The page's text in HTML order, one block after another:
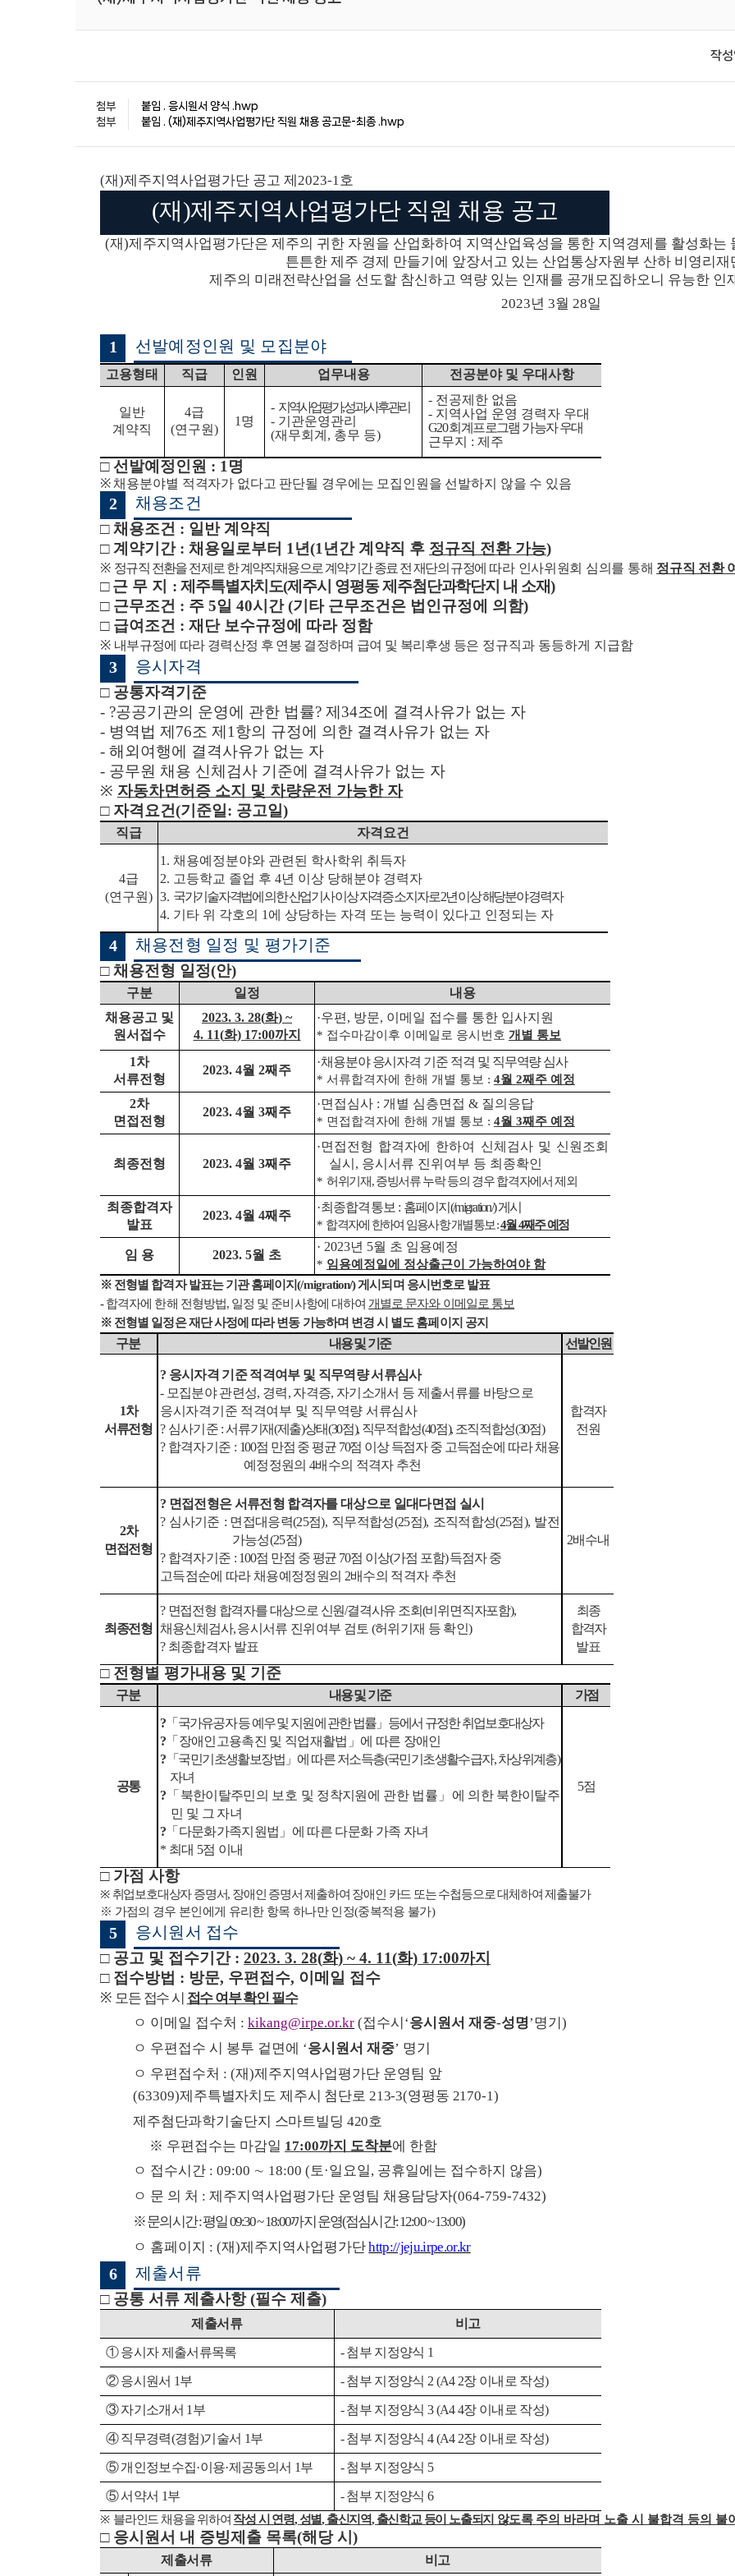
작
첨부
붙임 . 응시원서 양식 .hwp
첨부
붙임 . (재)제주지역사업평가단 직원 채용 공고문-최종 .hwp
(재)제주지역사업평가단 공고 제2023-1호
(재)제주지역사업평가단 직원 채용 공고
(재)제주지역사업평가단은 제주의 귀한 자원을 산업화하여 지역산업육성을 통한 지역경제를 활성화는
튼튼한 제주 경제 만들기에 앞장서고 있는 산업통상자원부 산하 비영리
제주의 미래전략산업을 선도할 참신하고 역량 있는 인재를 공개모집하오니 유능한 인
2023년 3월 28일
1
선발예정인원 및 모집분야
고용형태 직급 인원 업무내용 전공분야 및 우대사항
일반
계약직
4급
(연구원)
1 명
- 지역사업 평가,성과,사후관리
- 기관운영관리
(재무회계 , 총무 등)
- 전공제한 없음
- 지역사업 운영 경력자 우대
G20회계프로그램 가능자 우대
근무지 : 제주
□선발예정인원 : 1 명
※ 채용분야별 적격자가 없다고 판단될 경우에는 모집인원을 선발하지 않을 수 있음
2 채용조건
□채용조건 : 일반 계약직
□계약기간 : 채용일로부터 1 년(1 년간 계약직 후 정규직 전환 가능)
※ 정규직 전환을 전제로 한 계약직채용으로 계약기간 종료 전 재단의 규정에 따라 인사위원회 심의를 통해 정규직 전환
□ 근 무 지 : 제주특별자치도(제주시 영평동 제주첨단과학단지 내 소재)
□ 근무조건 : 주 5일 40시간(기타 근무조건은 법인규정에 의함)
□ 급여조건 : 재단 보수규정에 따라 정함
※ 내부규정에 따라 경력산정 후 연봉 결정하며 급여 및 복리후생 등은 정규직과 동등하게 지급함
3 응시자격
□ 공통자격기준
- ?공공기관의 운영에 관한 법률? 제34조에 결격사유가 없는 자
- 병역법 제76조 제1 항의 규정에 의한 결격사유가 없는 자
- 해외여행에 결격사유가 없는 자
- 공무원 채용 신체검사 기준에 결격사유가 없는 자
※ 자동차면허증 소지 및 차량운전 가능한 자
□ 자격요건(기준일 : 공고일)
직급 자격요건
4급
(연구원)
1. 채용예정분야와 관련된 학사학위 취득자
2. 고등학교 졸업 후 4년 이상 당해분야 경력자
3. 국가기술자격법에 의한 산업기사 이상 자격증 소지자로2년 이상 해당분야 경력자
4. 기타 위 각호의 1 에 상당하는 자격 또는 능력이 있다고 인정되는 자
4 채용전형 일정 및 평가기준
□채용전형 일정(안)
구분 일정
내용
채용공고 및
원서접수
2023. 3. 28(화) ~
4. 11(화) 17:00까지
·우편 , 방문, 이메일 접수를 통한 입사지원
* 접수마감이후 이메일로 응시번호 개별 통보
1차
서류전형
2023. 4월 2째주
·채용분야 응시자격 기준 적격 및 직무역량 심사
* 서류합격자에 한해 개별 통보 : 4월 2째주 예정
2차
면접전형
2023. 4월 3째주
·면접심사 : 개별 심층면접 & 질의응답
* 면접합격자에 한해 개별 통보 : 4월 3째주 예정
최종전형 2023. 4월 3째주
·면접전형 합격자에 한하여 신체검사 및 신원조회
실시 , 응시서류 진위여부 등 최종확인
* 허위기재,증빙서류 누락 등의 경우 합격자에서 제외
최종합격자
발표
2023. 4월 4째주
·최종합격통보 : 홈페이지 (/migration/)게시
* 합격자에 한하여 임용사항 개별통보:4월 4째주 예정
임 용 2023. 5월 초
· 2023년 5월 초 임용예정
* 임용예정일에 정상출근이 가능하여야 함
※ 전형별 합격자 발표는기관 홈페이지(/migration/)게시되며 응시번호로 발표
-합격자에 한해 전형방법, 일정 및 준비사항에 대하여 개별로 문자와 이메일로 통보
※ 전형별 일정은 재단 사정에 따라 변동 가능하며 변경 시 별도 홈페이지 공지
구분 내용 및 기준 선발인원
1차
서류전형
? 응시자격 기준 적격여부 및 직무역량 서류심사
- 모집분야 관련성, 경력, 자격증, 자기소개서 등 제출서류를 바탕으로
응시자격기준 적격여부 및 직무역량 서류심사
? 심사기준 :서류기재(제출)상태(30점), 직무적합성(40점), 조직적합성(30점)
? 합격자기준 : 100점 만점 중 평균 70점 이상 득점자 중 고득점순에 따라 채용
예정정원의 4배수의 적격자 추천
합격자
전원
2차
면접전형
? 면접전형은 서류전형 합격자를 대상으로 일대다면접 실시
? 심사기준 : 면접대응력(25점), 직무적합성(25점), 조직적합성(25점), 발전
가능성(25점)
? 합격자기준 : 100점 만점 중 평균 70점 이상(가점 포함)득점자 중
고득점순에 따라 채용예정정원의 2배수의 적격자 추천
2배수내
최종전형
? 면접전형 합격자를 대상으로 신원/결격사유 조회(비위면직자포함),
채용신체검사,응시서류 진위여부 검토 (허위기재 등 확인)
? 최종합격자 발표
최종
합격자
발표
□ 전형별 평가내용 및 기준
구분 내용 및 기준 가점
공통
? 「 국가유공자 등 예우 및 지원에 관한 법률」 등에서 규정한 취업보호대상자
? 「 장애인고용촉진 및 직업재활법 」 에 따른 장애인
? 「 국민기초생활보장법」 에 따른 저소득층(국민기초생활수급자,차상위계층)
자녀
? 「 북한이탈주민의 보호 및 정착지원에 관한 법률 」 에 의한 북한이탈주
민 및 그 자녀
? 「 다문화가족지원법 」 에 따른 다문화 가족 자녀
* 최대 5점 이내
5점
□ 가점 사항
※ 취업보호대상자 증명서, 장애인 증명서 제출하여 장애인 카드 또는 수첩등으로 대체하여 제출불가
※ 가점의 경우 본인에게 유리한 항목 하나만 인정(중복적용 불가)
5 응시원서 접수
□ 공고 및 접수기간 : 2023. 3. 28(화) ~ 4. 11(화) 17:00까지
□ 접수방법 : 방문, 우편접수, 이메일 접수
※ 모든 접수 시 접수 여부 확인 필수
ㅇ 이메일 접수처 : kikang@irpe.or.kr (접수시 ‘응시원서 재중-성명’명기)
ㅇ 우편접수 시 봉투 겉면에 ‘응시원서 재중’ 명기
ㅇ 우편접수처 : (재)제주지역사업평가단 운영팀 앞
(63309)제주특별자치도 제주시 첨단로 213-3(영평동 2170-1)
제주첨단과학기술단지 스마트빌딩 420호
※ 우편접수는 마감일 17:00까지 도착분에 한함
ㅇ 접수시간 : 09:00 ∼ 18:00 ( 토 ·일요일, 공휴일에는 접수하지 않음)
ㅇ 문 의 처 : 제주지역사업평가단 운영팀 채용담당자(064-759-7432)
※문의시간:평일09:30 ~ 18:00까지 운영(점심시간: 12:00 ~ 13:00)
ㅇ 홈페이지 : (재)제주지역사업평가단http://jeju.irpe.or.kr
6 제출서류
□ 공통 서류 제출사항(필수 제출)
제출서류 비고
①응시자 제출서류목록 -첨부 지정양식 1
②응시원서 1부 -첨부 지정양식 2 (A4 2장 이내로 작성)
③자기소개서 1 부 -첨부 지정양식3 (A4 4장 이내로 작성)
④직무경력(경험)기술서 1부 -첨부 지정양식4 (A4 2장 이내로 작성)
⑤개인정보수집·이용·제공동의서 1부 -첨부 지정양식 5
⑤서약서 1부 -첨부 지정양식6
※ 블라인드 채용을 위하여 작성 시 연령,성별, 출신지역, 출신학교 등이 노출되지 않도록 주의 바라며 노출 시 불합격 등의 불
□ 응시원서 내 증빙제출 목록(해당 시 )
제출서류 비고